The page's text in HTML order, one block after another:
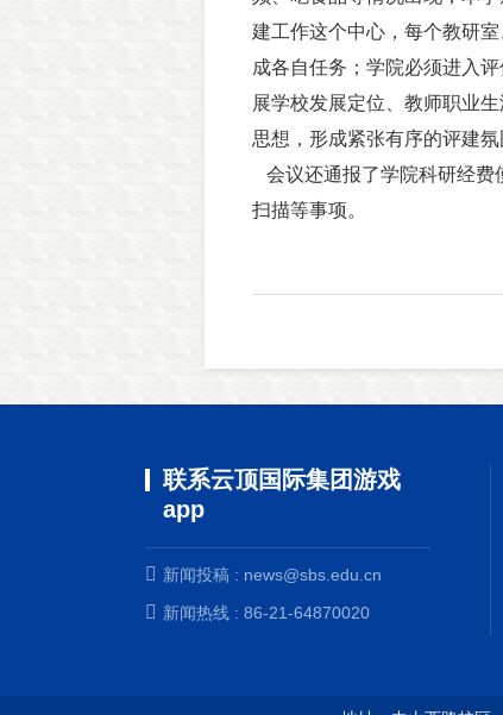
建工作这个中心，每个教研
成各自任务；学院必须进入评
展学校发展定位、教师职业
思想，形成紧张有序的评建氛
会议还通报了学院科研经费
扫描等事项。
联系云顶国际集团游戏
app
新闻投稿 : news@sbs.edu.cn
新闻热线 : 86-21-64870020